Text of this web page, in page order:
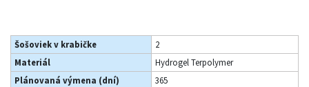
Šošoviek v krabičke
2
Materiál
Hydrogel Terpolymer
Plánovaná výmena (dní)
365